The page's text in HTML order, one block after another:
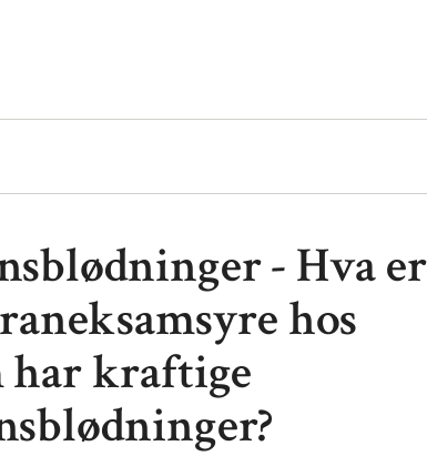
- Hva er
hos
har kraftige